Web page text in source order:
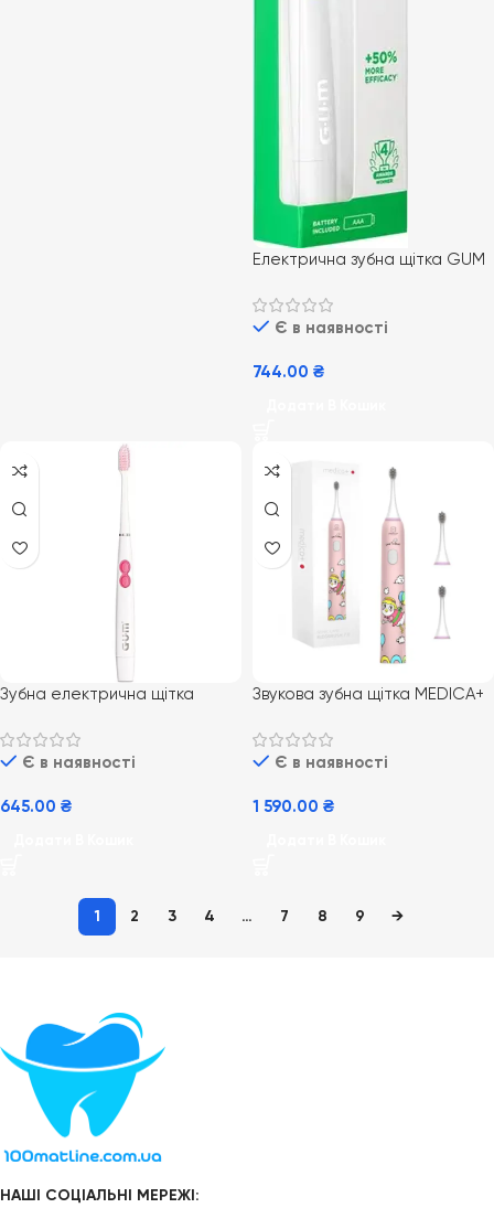
Електрична зубна щітка GUM
Є в наявності
744.00 ₴
Зубна електрична щітка
Є в наявності
645.00 ₴
Звукова зубна щітка MEDICA+
Є в наявності
1 590.00 ₴
1 2 3 4 … 7 8 9 →
НАШІ СОЦІАЛЬНІ МЕРЕЖІ: